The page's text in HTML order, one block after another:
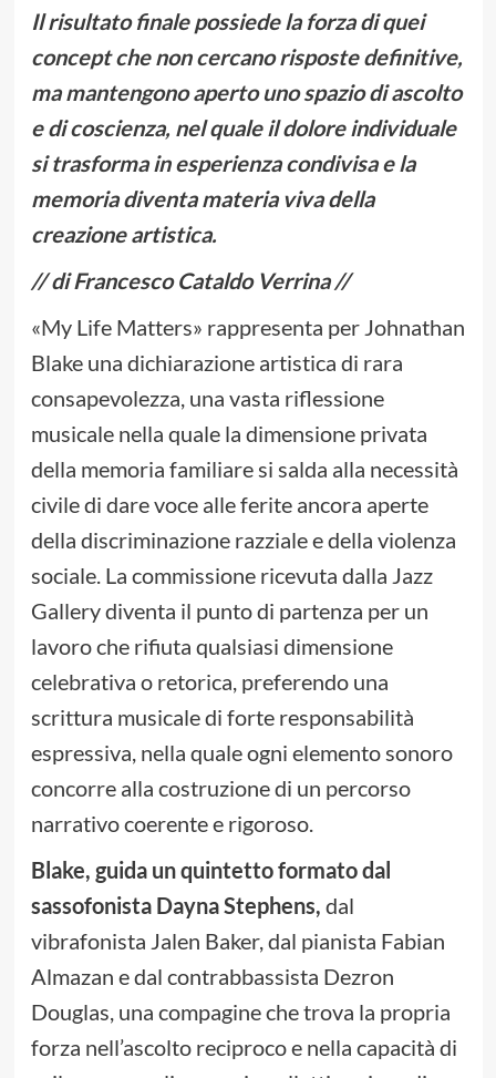
Il risultato finale possiede la forza di quei
concept che non cercano risposte definitive,
ma mantengono aperto uno spazio di ascolto
e di coscienza, nel quale il dolore individuale
si trasforma in esperienza condivisa e la
memoria diventa materia viva della
creazione artistica.
// di Francesco Cataldo Verrina //
«My Life Matters» rappresenta per Johnathan
Blake una dichiarazione artistica di rara
consapevolezza, una vasta riflessione
musicale nella quale la dimensione privata
della memoria familiare si salda alla necessità
civile di dare voce alle ferite ancora aperte
della discriminazione razziale e della violenza
sociale. La commissione ricevuta dalla Jazz
Gallery diventa il punto di partenza per un
lavoro che rifiuta qualsiasi dimensione
celebrativa o retorica, preferendo una
scrittura musicale di forte responsabilità
espressiva, nella quale ogni elemento sonoro
concorre alla costruzione di un percorso
narrativo coerente e rigoroso.
Blake, guida un quintetto formato dal
sassofonista Dayna Stephens, dal
vibrafonista Jalen Baker, dal pianista Fabian
Almazan e dal contrabbassista Dezron
Douglas, una compagine che trova la propria
forza nell’ascolto reciproco e nella capacità di